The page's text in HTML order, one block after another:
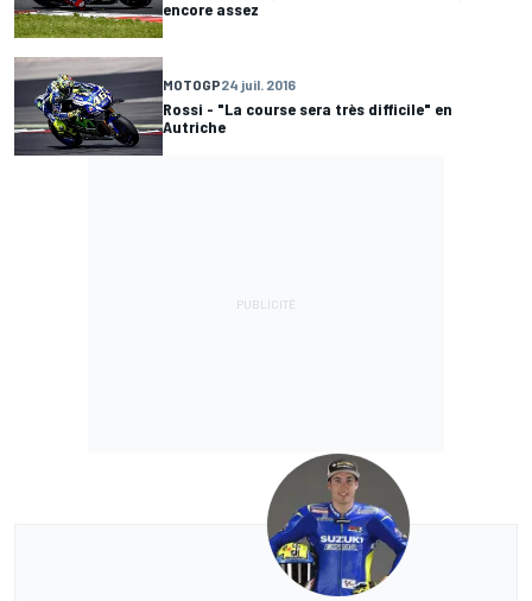
encore assez
MOTOGP24 juil. 2016
Rossi - "La course sera très difficile" en
Autriche